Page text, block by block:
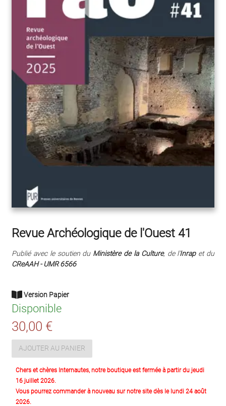
Revue Archéologique de l'Ouest 41
Publié avec le soutien du Ministère de la Culture, de l'Inrapet du
CReAAH - UMR 6566
Version Papier
Disponible
30,00 €
AJOUTER AU PANIER
Chers et chères Internautes, notre boutique est fermée à partir du jeudi
16 juillet 2026.
Vous pourrez commander à nouveau sur notre site dès le lundi 24 août
2026.